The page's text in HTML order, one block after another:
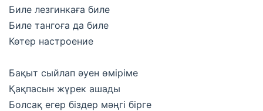
Биле лезгинкаға биле
Биле тангоға да биле
Көтер настроение
Бақыт сыйлап әуен өміріме
Қақпасын жүрек ашады
Болсақ егер біздер мәңгі бірге